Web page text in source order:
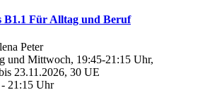
B1.1 Für Alltag und Beruf
Peter
und Mittwoch, 19:45-21:15 Uhr,
23.11.2026, 30 UE
21:15 Uhr